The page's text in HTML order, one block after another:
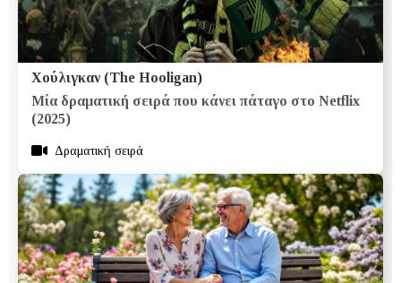
Χούλιγκαν (The Hooligan)
Μία δραματική σειρά που κάνει πάταγο στο Netflix
(2025)
Δραματική σειρά